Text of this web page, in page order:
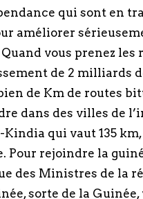
qui sont en
améliorer
vous prenez les
de 2 milliards
de Km de routes
dans des villes de
qui vaut 135
Pour rejoindre la
des Ministres de la
sorte de la